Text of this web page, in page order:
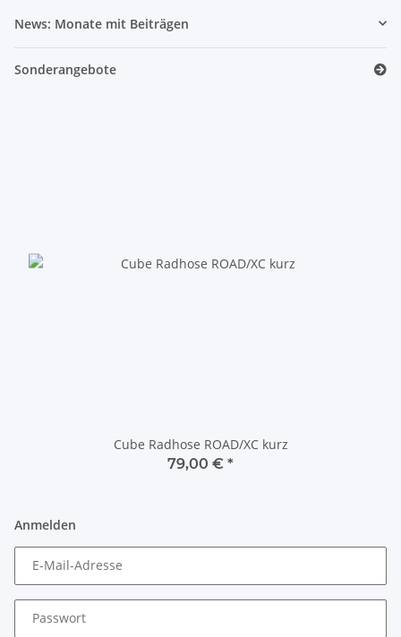
News: Monate mit Beiträgen
Sonderangebote
Cube Radhose ROAD/XC kurz
79,00 € *
Anmelden
E-Mail-Adresse
Passwort